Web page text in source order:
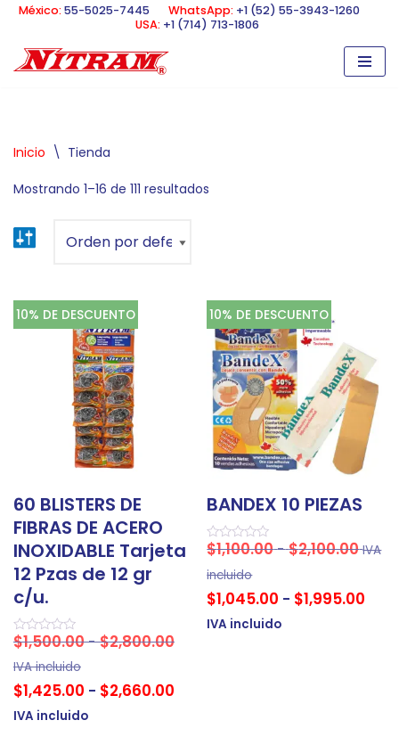
Saltar
al
México: 55-5025-7445 WhatsApp: +1 (52) 55-3943-1260
USA: +1 (714) 713-1806
Inicio \ Tienda
Mostrando 1–16 de 111 resultados
10% DE DESCUENTO
60 BLISTERS DE
FIBRAS DE ACERO
INOXIDABLE Tarjeta
12 Pzas de 12 gr
c/u.
Valorado
0
5
$1,500.00-$2,800.00
IVA incluido
$1,425.00 - $2,660.00
IVA incluido
10% DE DESCUENTO
BANDEX 10 PIEZAS
Valorado
0
5
$1,100.00-$2,100.00 IVA
incluido
$1,045.00 - $1,995.00
IVA incluido